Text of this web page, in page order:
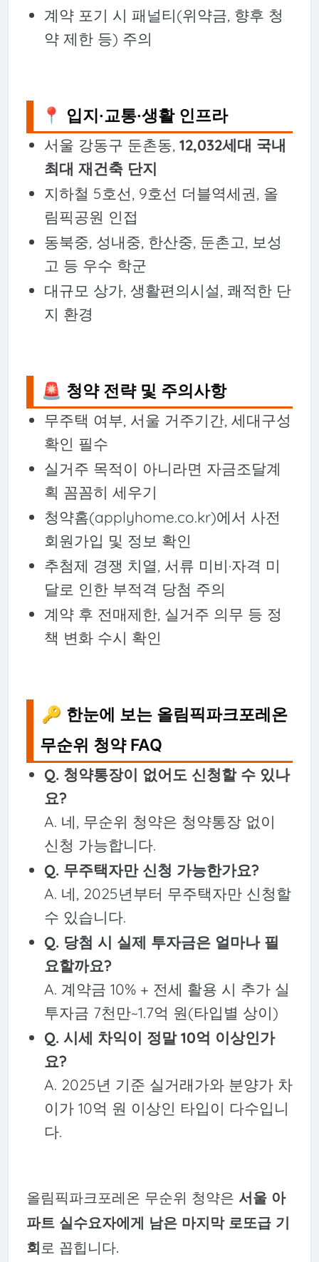
계약 포기 시 패널티(위약금, 향후 청
약 제한 등) 주의
📍 입지·교통·생활 인프라
서울 강동구 둔촌동, 12,032세대 국내
최대 재건축 단지
지하철 5호선, 9호선 더블역세권, 올
림픽공원 인접
동북중, 성내중, 한산중, 둔촌고, 보성
고 등 우수 학군
대규모 상가, 생활편의시설, 쾌적한 단
지 환경
🚨 청약 전략 및 주의사항
무주택 여부, 서울 거주기간, 세대구성
확인 필수
실거주 목적이 아니라면 자금조달계
획 꼼꼼히 세우기
청약홈(applyhome.co.kr)에서 사전
회원가입 및 정보 확인
추첨제 경쟁 치열, 서류 미비·자격 미
달로 인한 부적격 당첨 주의
계약 후 전매제한, 실거주 의무 등 정
책 변화 수시 확인
🔑 한눈에 보는 올림픽파크포레온
무순위 청약 FAQ
Q. 청약통장이 없어도 신청할 수 있나
요?
A. 네, 무순위 청약은 청약통장 없이
신청 가능합니다.
Q. 무주택자만 신청 가능한가요?
A. 네, 2025년부터 무주택자만 신청할
수 있습니다.
Q. 당첨 시 실제 투자금은 얼마나 필
요할까요?
A. 계약금 10% + 전세 활용 시 추가 실
투자금 7천만~1.7억 원(타입별 상이)
Q. 시세 차익이 정말 10억 이상인가
요?
A. 2025년 기준 실거래가와 분양가 차
이가 10억 원 이상인 타입이 다수입니
다.
올림픽파크포레온 무순위 청약은 서울 아
파트 실수요자에게 남은 마지막 로또급 기
회 로 꼽힙니다.